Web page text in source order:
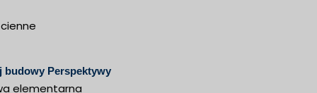
budowy Perspektywy
elementarna